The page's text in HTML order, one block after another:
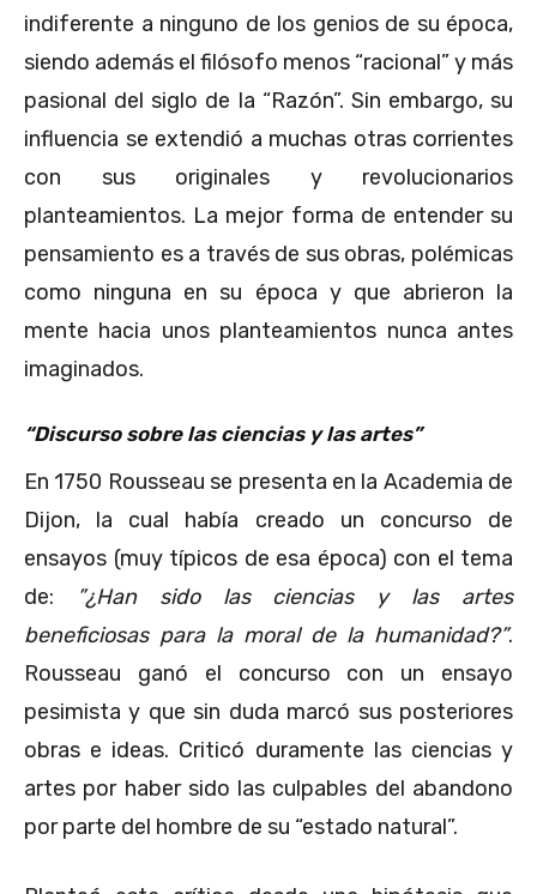
indiferente a ninguno de los genios de su época,
siendo además el filósofo menos “racional” y más
pasional del siglo de la “Razón”. Sin embargo, su
influencia se extendió a muchas otras corrientes
con sus originales y revolucionarios
planteamientos. La mejor forma de entender su
pensamiento es a través de sus obras, polémicas
como ninguna en su época y que abrieron la
mente hacia unos planteamientos nunca antes
imaginados.
“Discurso sobre las ciencias y las artes”
En 1750 Rousseau se presenta en la Academia de
Dijon, la cual había creado un concurso de
ensayos (muy típicos de esa época) con el tema
de:
”¿Han sido las ciencias y las artes
beneficiosas para la moral de la humanidad?”.
Rousseau ganó el concurso con un ensayo
pesimista y que sin duda marcó sus posteriores
obras e ideas. Criticó duramente las ciencias y
artes por haber sido las culpables del abandono
por parte del hombre de su “estado natural”.